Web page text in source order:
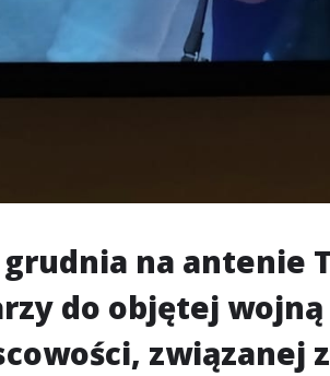
na antenie
do objętej
związanej